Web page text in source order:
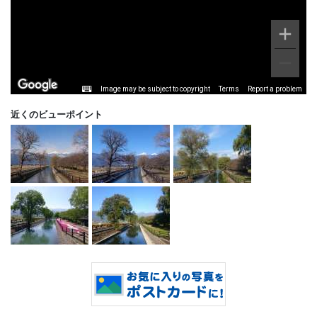
Image may be subject to copyright Terms Report a problem
近くのビューポイント